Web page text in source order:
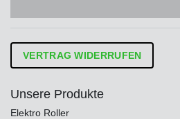
VERTRAG WIDERRUFEN
Unsere Produkte
Elektro Roller